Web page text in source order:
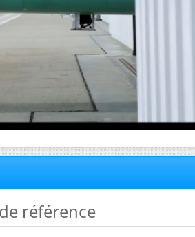
référence